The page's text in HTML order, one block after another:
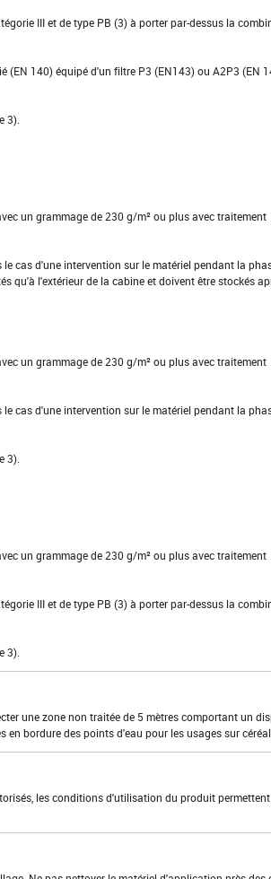
III et de type PB (3) à porter par-dessus la
(EN 140) équipé d'un filtre P3 (EN143) ou A2P3 (EN
3).
un grammage de 230 g/m² ou plus avec traitement
cas d'une intervention sur le matériel pendant la
qu'à l'extérieur de la cabine et doivent être stockés
un grammage de 230 g/m² ou plus avec traitement
cas d'une intervention sur le matériel pendant la
3).
un grammage de 230 g/m² ou plus avec traitement
III et de type PB (3) à porter par-dessus la
3).
une zone non traitée de 5 mètres comportant un
bordure des points d'eau pour les usages sur
les conditions d'utilisation du produit